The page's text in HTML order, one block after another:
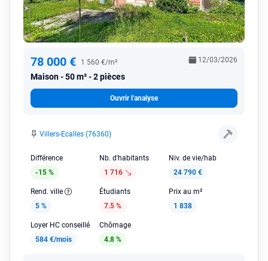
78 000 € 1 560 €/m²
Maison 50 m² - 2 pièces
12/03/2026
Ouvrir l'analyse
Villers-Ecalles (76360)
Différence
-15 %
Nb. d'habitants
1 716
Niv. de vie/hab
24 790 €
Rend. ville
5 %
Étudiants
7.5 %
Prix au m²
1 838
Loyer HC conseillé
584 €/mois
Chômage
4.8 %